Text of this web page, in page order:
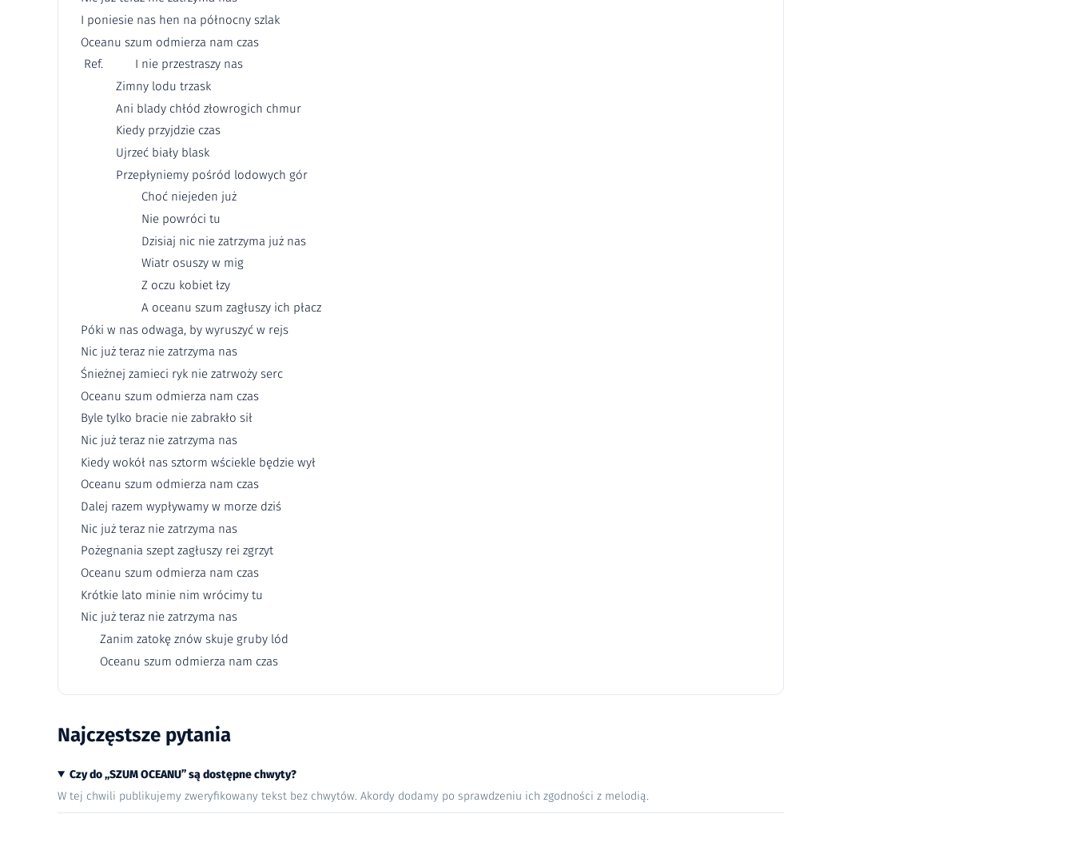
I poniesie nas hen na północny szlak
Oceanu szum odmierza nam czas
Ref. I nie przestraszy nas
Zimny lodu trzask
Ani blady chłód złowrogich chmur
Kiedy przyjdzie czas
Ujrzeć biały blask
Przepłyniemy pośród lodowych gór
Choć niejeden już
Nie powróci tu
Dzisiaj nic nie zatrzyma już nas
Wiatr osuszy w mig
Z oczu kobiet łzy
A oceanu szum zagłuszy ich płacz
Póki w nas odwaga, by wyruszyć w rejs
Nic już teraz nie zatrzyma nas
Śnieżnej zamieci ryk nie zatrwoży serc
Oceanu szum odmierza nam czas
Byle tylko bracie nie zabrakło sił
Nic już teraz nie zatrzyma nas
Kiedy wokół nas sztorm wściekle będzie wył
Oceanu szum odmierza nam czas
Dalej razem wypływamy w morze dziś
Nic już teraz nie zatrzyma nas
Pożegnania szept zagłuszy rei zgrzyt
Oceanu szum odmierza nam czas
Krótkie lato minie nim wrócimy tu
Nic już teraz nie zatrzyma nas
Zanim zatokę znów skuje gruby lód
Oceanu szum odmierza nam czas
Najczęstsze pytania
Czy do „SZUM OCEANU” są dostępne chwyty?
W tej chwili publikujemy zweryfikowany tekst bez chwytów. Akordy dodamy po sprawdzeniu ich zgodności z melodią.